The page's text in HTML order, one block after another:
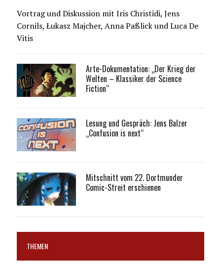
Vortrag und Diskussion mit Iris Christidi, Jens
Cornils, Łukasz Majcher, Anna Paßlick und Luca De
Vitis
Arte-Dokumentation: „Der Krieg der
Welten – Klassiker der Science
Fiction“
Lesung und Gespräch: Jens Balzer
„Confusion is next“
Mitschnitt vom 22. Dortmunder
Comic-Streit erschienen
THEMEN